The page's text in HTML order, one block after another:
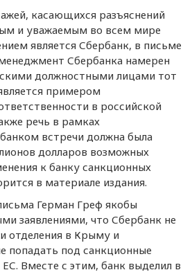
касающихся разъяснений
и уважаемым во всем мире
является Сбербанк, в письме
Сбербанка намерен
должностными лицами тот
примером
в российской
речь в рамках
встречи должна была
долларов возможных
к банку санкционных
в материале издания.
Герман Греф якобы
заявлениями, что Сбербанк не
отделения в Крыму и
попадать под санкционные
Вместе с этим, банк выделил в